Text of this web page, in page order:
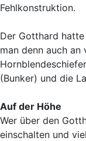
Fehlkonstruktion.
Der Gotthard
man denn auch an
(Bunker) und die
Auf der Höhe
Wer über den
einschalten und